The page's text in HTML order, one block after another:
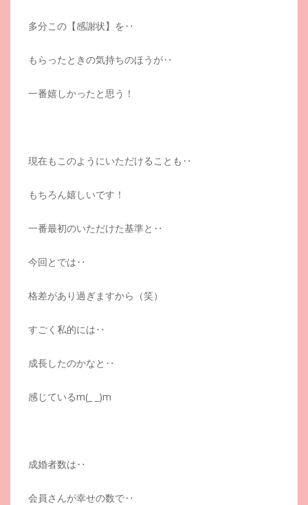
多分この【感謝状】を‥
もらったときの気持ちのほうが‥
一番嬉しかったと思う！
現在もこのようにいただけることも‥
もちろん嬉しいです！
一番最初のいただけた基準と‥
今回とでは‥
格差があり過ぎますから（笑）
すごく私的には‥
成長したのかなと‥
感じているm(_ _)m
成婚者数は‥
会員さんが幸せの数で‥